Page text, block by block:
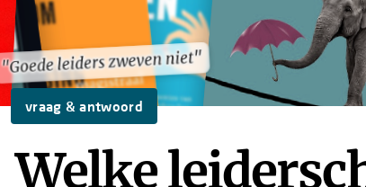
"Goede leiders zweven niet"
"Goede leiders zweven niet"
vraag & antwoord
Welke